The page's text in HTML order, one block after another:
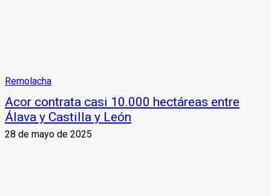
Remolacha
Acor contrata casi 10.000 hectáreas entre
Álava y Castilla y León
28 de mayo de 2025